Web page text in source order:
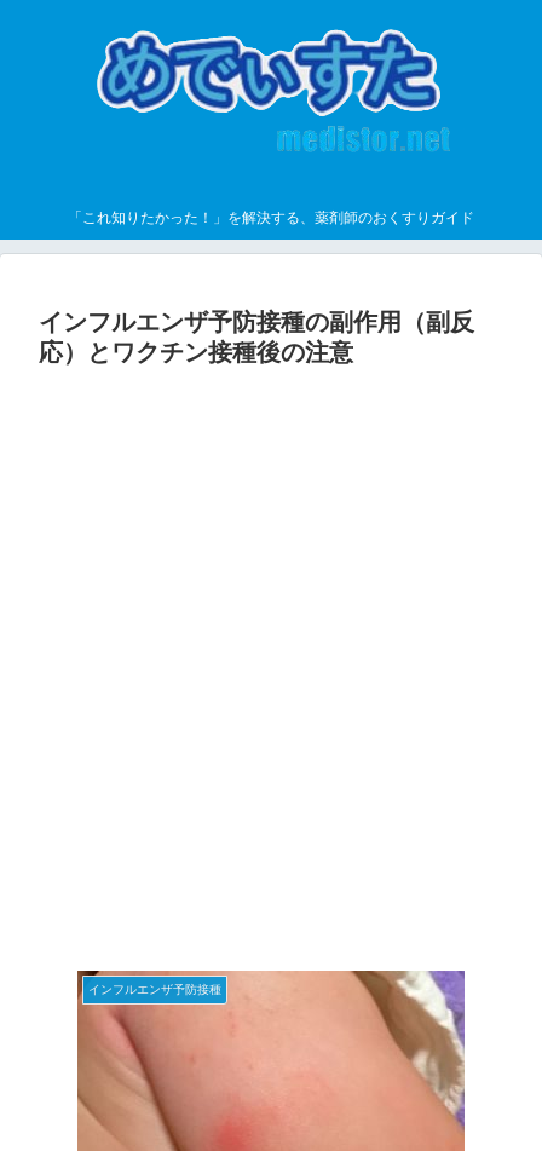
「これ知りたかった！」を解決する、薬剤師のおくすりガイド
インフルエンザ予防接種の副作用（副反
応）とワクチン接種後の注意
インフルエンザ予防接種